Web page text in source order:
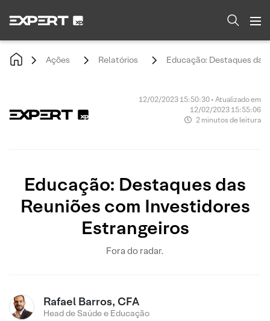
Ações Relatórios Educação: Destaques
12/02/2023 15:50:30 • Atualizado em
12/02/2023 15:55:06
2 minutos de leitura
Educação: Destaques das
Reuniões com Investidores
Estrangeiros
Fora do radar.
Rafael Barros, CFA
Head de Saúde e Educação